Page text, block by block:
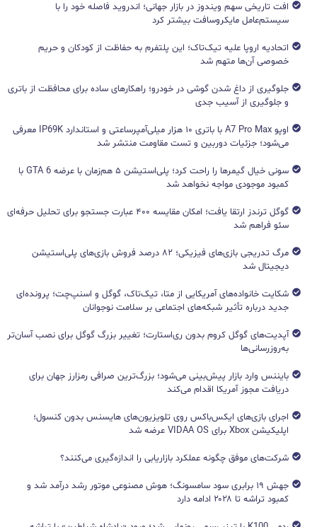
افت تاریخی سهم ویندوز در بازار جهانی؛ اندروید فاصله خود را با
سیستم‌عامل مایکروسافت بیشتر کرد
اتحادیه اروپا علیه تیک‌تاک؛ این پلتفرم به حفاظت از کودکان و حریم
خصوصی آن‌ها متهم شد
جلوگیری از داغ شدن گوشی در خودرو؛ راهکارهای ساده برای محافظت از باتری
و جلوگیری از آسیب جدی
اوپو A7 Pro Max با باتری ۱۰ هزار میلی‌آمپرساعتی و استاندارد IP69K معرفی
می‌شود؛ جزئیات دوربین و تست مقاومت منتشر شد
سونی خیال گیمرها را راحت کرد؛ پلی‌استیشن ۵ هم‌زمان با عرضه GTA 6 با
کمبود موجودی مواجه نخواهد شد
گوگل ترندز ارتقا یافت؛ امکان مقایسه ۴۰۰ عبارت جستجو برای تحلیل حرفه‌ای
سئو فراهم شد
مرگ تدریجی بازی‌های فیزیکی؛ ۸۲ درصد فروش بازی‌های پلی‌استیشن
دیجیتال شد
شکایت خانواده‌های آمریکایی از متا، تیک‌تاک، گوگل و اسنپ‌چت؛ پرونده‌ای
جدید درباره تأثیر شبکه‌های اجتماعی بر سلامت نوجوانان
آپدیت‌های گوگل کروم بدون ری‌استارت؛ تغییر بزرگ گوگل برای نصب آسان‌تر
به‌روزرسانی‌ها
بایننس وارد بازار پیش‌بینی می‌شود؛ بزرگ‌ترین صرافی رمزارز جهان برای
دریافت مجوز آمریکا اقدام می‌کند
اجرای بازی‌های ایکس‌باکس روی تلویزیون‌های هایسنس بدون کنسول؛
اپلیکیشن Xbox برای VIDAA OS عرضه شد
شرکت‌های موفق چگونه عملکرد بازاریابی را اندازه‌گیری می‌کنند؟
جهش ۱۹ برابری سود سامسونگ؛ هوش مصنوعی موتور رشد درآمد شد و
کمبود تراشه تا ۲۰۲۸ ادامه دارد